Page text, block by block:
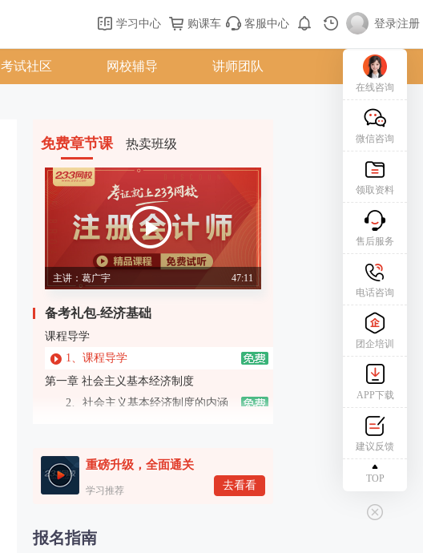
学习中心 购课车 客服中心 登录|注册
考试社区 网校辅导 讲师团队
免费章节课 热卖班级
主讲：葛广宇 47:11
备考礼包-经济基础
课程导学
1、课程导学
第一章 社会主义基本经济制度
2、社会主义基本经济制度的内涵
第二章 市场需求、供给与均衡价格
5、市场需求（一）
重磅升级，全面通关
学习推荐 去看看
报名指南
在线咨询
微信咨询
领取资料
售后服务
电话咨询
团企培训
APP下载
建议反馈
TOP